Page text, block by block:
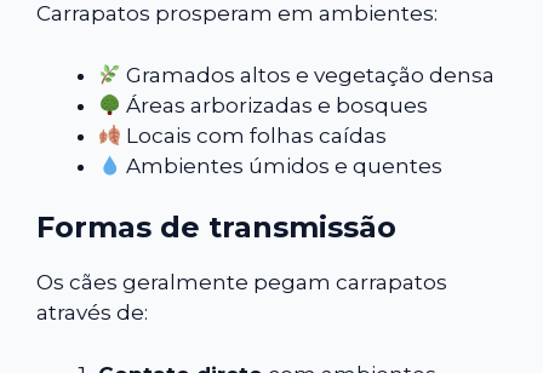
Carrapatos prosperam em ambientes:
Gramados altos e vegetação densa
Áreas arborizadas e bosques
Locais com folhas caídas
Ambientes úmidos e quentes
Formas de transmissão
Os cães geralmente pegam carrapatos
através de: